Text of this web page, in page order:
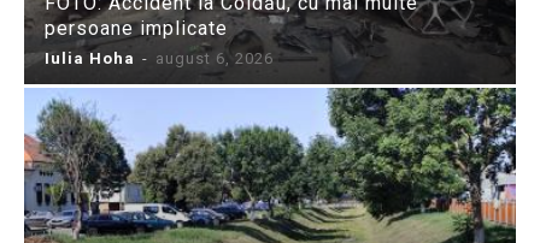
persoane implicate
Iulia Hoha - august 6, 2026